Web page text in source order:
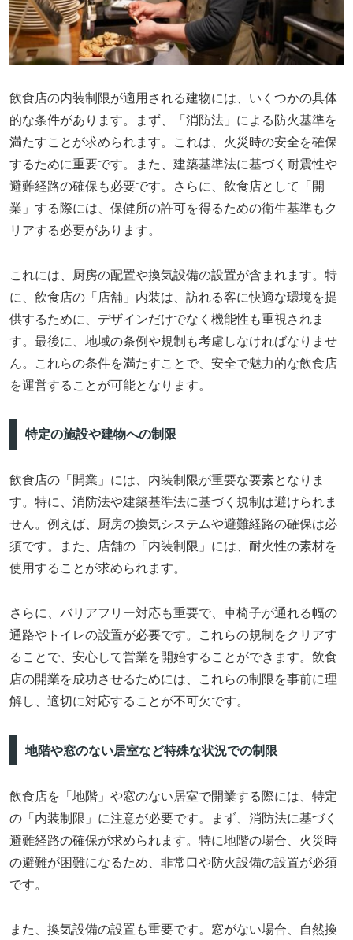
飲食店の内装制限が適用される建物には、いくつかの具体
的な条件があります。まず、「消防法」による防火基準を
満たすことが求められます。これは、火災時の安全を確保
するために重要です。また、建築基準法に基づく耐震性や
避難経路の確保も必要です。さらに、飲食店として「開
業」する際には、保健所の許可を得るための衛生基準もク
リアする必要があります。
これには、厨房の配置や換気設備の設置が含まれます。特
に、飲食店の「店舗」内装は、訪れる客に快適な環境を提
供するために、デザインだけでなく機能性も重視されま
す。最後に、地域の条例や規制も考慮しなければなりませ
ん。これらの条件を満たすことで、安全で魅力的な飲食店
を運営することが可能となります。
特定の施設や建物への制限
飲食店の「開業」には、内装制限が重要な要素となりま
す。特に、消防法や建築基準法に基づく規制は避けられま
せん。例えば、厨房の換気システムや避難経路の確保は必
須です。また、店舗の「内装制限」には、耐火性の素材を
使用することが求められます。
さらに、バリアフリー対応も重要で、車椅子が通れる幅の
通路やトイレの設置が必要です。これらの規制をクリアす
ることで、安心して営業を開始することができます。飲食
店の開業を成功させるためには、これらの制限を事前に理
解し、適切に対応することが不可欠です。
地階や窓のない居室など特殊な状況での制限
飲食店を「地階」や窓のない居室で開業する際には、特定
の「内装制限」に注意が必要です。まず、消防法に基づく
避難経路の確保が求められます。特に地階の場合、火災時
の避難が困難になるため、非常口や防火設備の設置が必須
です。
また、換気設備の設置も重要です。窓がない場合、自然換